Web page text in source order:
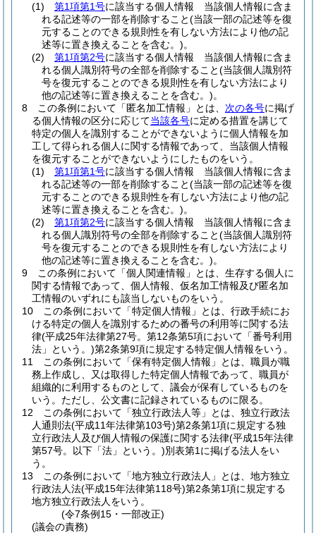
(1)
第1項第1号に該当する個人情報 当該個人情報に含ま
れる記述等の一部を削除すること(当該一部の記述等を復
元することのできる規則性を有しない方法により他の記
述等に置き換えることを含む。)。
(2)
第1項第2号に該当する個人情報 当該個人情報に含ま
れる個人識別符号の全部を削除すること(当該個人識別符
号を復元することのできる規則性を有しない方法により
他の記述等に置き換えることを含む。)。
8
この条例において「匿名加工情報」とは、 次の各号に掲げ
る個人情報の区分に応じて当該各号に定める措置を講じて
特定の個人を識別することができないように個人情報を加
工して得られる個人に関する情報であって、当該個人情報
を復元することができないようにしたものをいう。
(1)
第1項第1号に該当する個人情報 当該個人情報に含ま
れる記述等の一部を削除すること(当該一部の記述等を復
元することのできる規則性を有しない方法により他の記
述等に置き換えることを含む。)。
(2)
第1項第2号に該当する個人情報 当該個人情報に含ま
れる個人識別符号の全部を削除すること(当該個人識別符
号を復元することのできる規則性を有しない方法により
他の記述等に置き換えることを含む。)。
9
この条例において「個人関連情報」とは、生存する個人に
関する情報であって、個人情報、仮名加工情報及び匿名加
工情報のいずれにも該当しないものをいう。
10
この条例において「特定個人情報」とは、行政手続にお
ける特定の個人を識別するための番号の利用等に関する法
律(平成25年法律第27号。第12条第5項において「番号利用
法」という。)第2条第9項に規定する特定個人情報をいう。
11
この条例において「保有特定個人情報」とは、職員が職
務上作成し、又は取得した特定個人情報であって、職員が
組織的に利用するものとして、議会が保有しているものを
いう。 ただし、公文書に記録されているものに限る。
12
この条例において「独立行政法人等」とは、独立行政法
人通則法(平成11年法律第103号)第2条第1項に規定する独
立行政法人及び個人情報の保護に関する法律(平成15年法律
第57号。以下「法」という。)別表第1に掲げる法人をい
う。
13
この条例において「地方独立行政法人」とは、地方独立
行政法人法(平成15年法律第118号)第2条第1項に規定する
地方独立行政法人をいう。
(令7条例15・一部改正)
(議会の責務)